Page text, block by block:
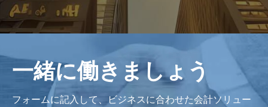
一緒に働きましょう
フォームに記入して、ビジネスに合わせた会計ソリュー